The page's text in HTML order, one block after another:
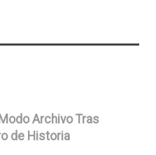
Archivo Tras
de Historia